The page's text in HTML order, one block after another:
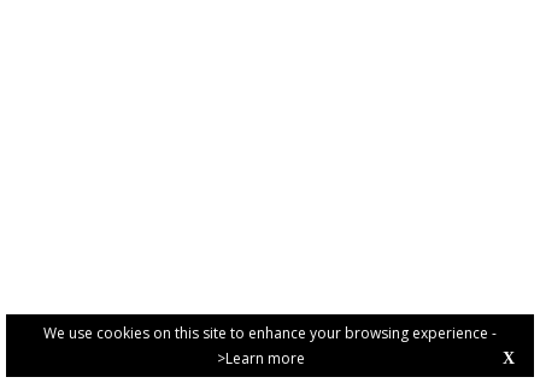
We use cookies on this site to enhance your browsing experience -
>Learn more
X